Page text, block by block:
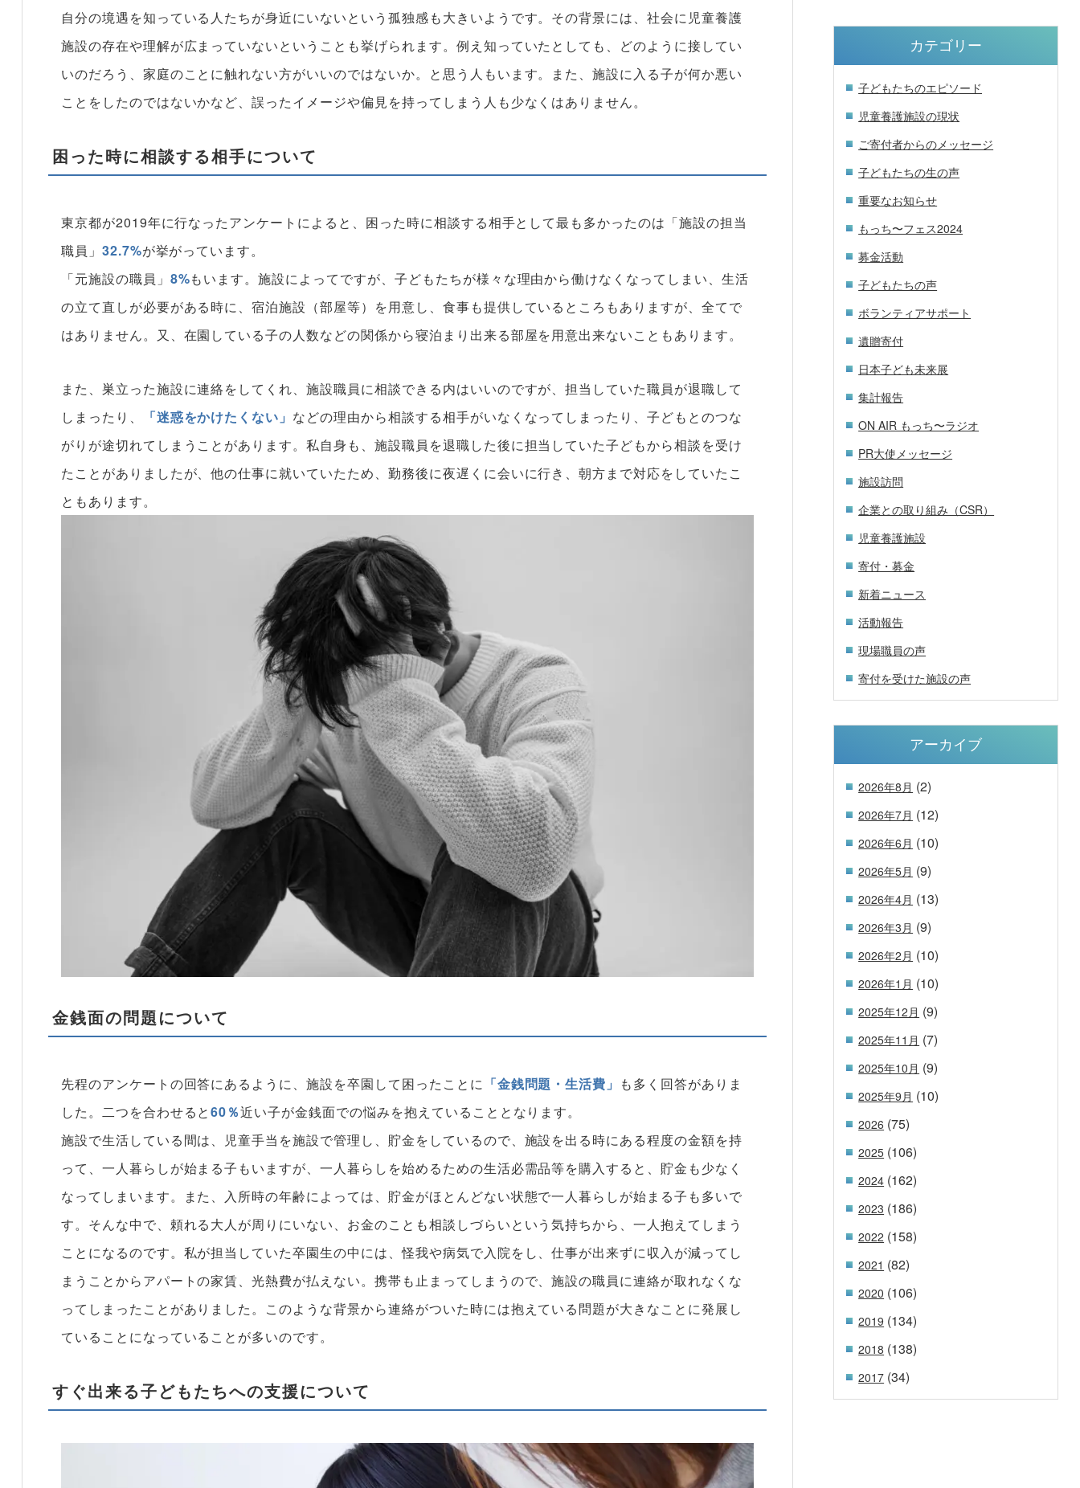
自分の境遇を知っている人たちが身近にいないという孤独感も大きいようです。その背景には、社会に児童養護
施設の存在や理解が広まっていないということも挙げられます。例え知っていたとしても、どのように接してい
いのだろう、家庭のことに触れない方がいいのではないか。と思う人もいます。また、施設に入る子が何か悪い
ことをしたのではないかなど、誤ったイメージや偏見を持ってしまう人も少なくはありません。
困った時に相談する相手について
東京都が2019年に行なったアンケートによると、困った時に相談する相手として最も多かったのは「施設の担当
職員」 32.7%が挙がっています。
「元施設の職員」 8%もいます。施設によってですが、子どもたちが様々な理由から働けなくなってしまい、生活
の立て直しが必要がある時に、宿泊施設（部屋等）を用意し、食事も提供しているところもありますが、全てで
はありません。又、在園している子の人数などの関係から寝泊まり出来る部屋を用意出来ないこともあります。
また、巣立った施設に連絡をしてくれ、施設職員に相談できる内はいいのですが、担当していた職員が退職して
しまったり、
「迷惑をかけたくない」 などの理由から相談する相手がいなくなってしまったり、子どもとのつな
がりが途切れてしまうことがあります。私自身も、施設職員を退職した後に担当していた子どもから相談を受け
たことがありましたが、他の仕事に就いていたため、勤務後に夜遅くに会いに行き、朝方まで対応をしていたこ
ともあります。
金銭面の問題について
先程のアンケートの回答にあるように、施設を卒園して困ったことに 「金銭問題・生活費」 も多く回答がありま
した。二つを合わせると60％近い子が金銭面での悩みを抱えていることとなります。
施設で生活している間は、児童手当を施設で管理し、貯金をしているので、施設を出る時にある程度の金額を持
って、一人暮らしが始まる子もいますが、一人暮らしを始めるための生活必需品等を購入すると、貯金も少なく
なってしまいます。また、入所時の年齢によっては、貯金がほとんどない状態で一人暮らしが始まる子も多いで
す。そんな中で、頼れる大人が周りにいない、お金のことも相談しづらいという気持ちから、一人抱えてしまう
ことになるのです。私が担当していた卒園生の中には、怪我や病気で入院をし、仕事が出来ずに収入が減ってし
まうことからアパートの家賃、光熱費が払えない。携帯も止まってしまうので、施設の職員に連絡が取れなくな
ってしまったことがありました。このような背景から連絡がついた時には抱えている問題が大きなことに発展し
ていることになっていることが多いのです。
すぐ出来る子どもたちへの支援について
カテゴリー
子どもたちのエピソード
児童養護施設の現状
ご寄付者からのメッセージ
子どもたちの生の声
重要なお知らせ
もっち〜フェス2024
募金活動
子どもたちの声
ボランティアサポート
遺贈寄付
日本子ども未来展
集計報告
ON AIR もっち〜ラジオ
PR大使メッセージ
施設訪問
企業との取り組み（CSR）
児童養護施設
寄付・募金
新着ニュース
活動報告
現場職員の声
寄付を受けた施設の声
アーカイブ
2026年8月 (2)
2026年7月 (12)
2026年6月 (10)
2026年5月 (9)
2026年4月 (13)
2026年3月 (9)
2026年2月 (10)
2026年1月 (10)
2025年12月 (9)
2025年11月 (7)
2025年10月 (9)
2025年9月 (10)
2026 (75)
2025 (106)
2024 (162)
2023 (186)
2022 (158)
2021 (82)
2020 (106)
2019 (134)
2018 (138)
2017 (34)